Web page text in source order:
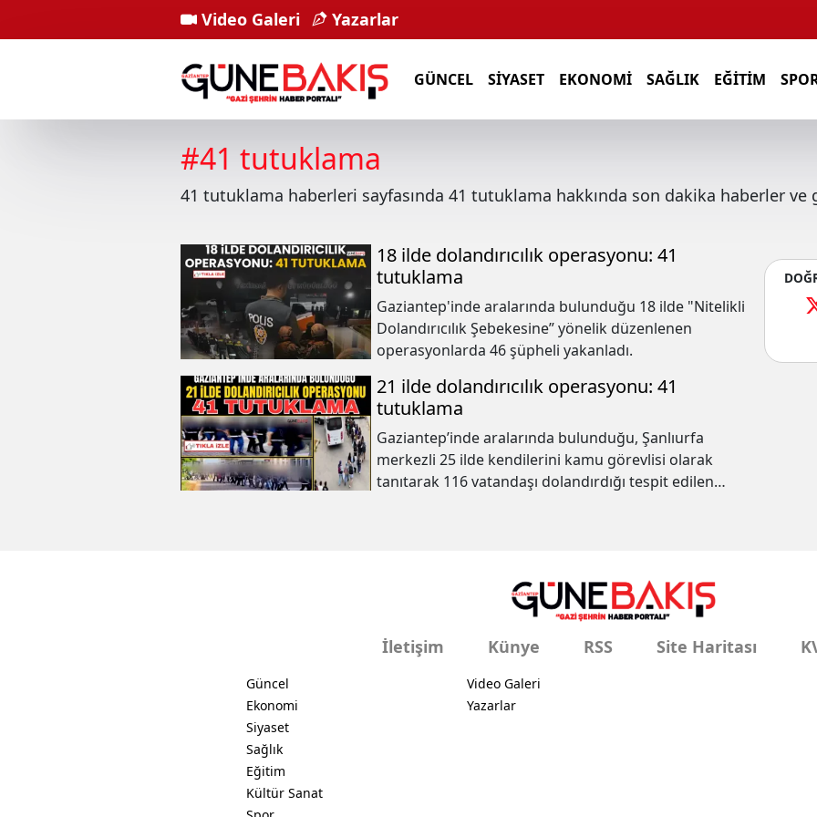
Video Galeri Yazarlar
GÜNCEL SIYASET EKONOMI SAĞLIK EĞITIM
#41 tutuklama
41 tutuklama haberleri sayfasında 41 tutuklama hakkında son dakika haberler
18 ilde dolandırıcılık operasyonu: 41
tutuklama
Gaziantep'inde aralarında bulunduğu 18 ilde "Nitelikli
Dolandırıcılık Şebekesine” yönelik düzenlenen
operasyonlarda 46 şüpheli yakanladı.
21 ilde dolandırıcılık operasyonu: 41
tutuklama
Gaziantep’inde aralarında bulunduğu, Şanlıurfa
merkezli 25 ilde kendilerini kamu görevlisi olarak
tanıtarak 116 vatandaşı dolandırdığı tespit edilen
İletişim Künye RSS Site Haritası
Güncel
Ekonomi
Siyaset
Sağlık
Eğitim
Kültür Sanat
Video Galeri
Yazarlar